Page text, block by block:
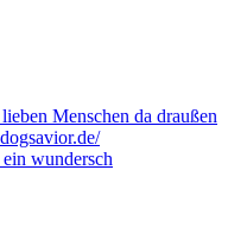
wundersch